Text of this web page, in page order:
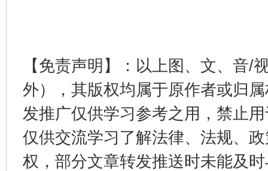
【免责声明】：以上图、文、音/
外），其版权均属于原作者或归
发推广仅供学习参考之用，禁止
仅供交流学习了解法律、法规、
权，部分文章转发推送时未能及